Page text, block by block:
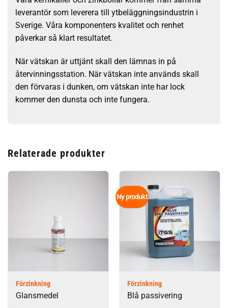
leverantör som leverera till ytbeläggningsindustrin i
Sverige. Våra komponenters kvalitet och renhet
påverkar så klart resultatet.
När vätskan är uttjänt skall den lämnas in på
återvinningsstation. När vätskan inte används skall
den förvaras i dunken, om vätskan inte har lock
kommer den dunsta och inte fungera.
Relaterade produkter
Förzinkning
Glansmedel
Ny produkt
Förzinkning
Blå passivering